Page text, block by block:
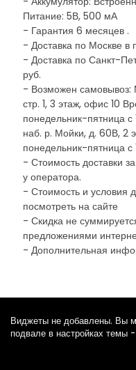
Питание: 5В, 500 мА
- Гарантия 6 месяцев .
- Доставка по Москве
- Доставка по Санкт-
руб.
- Возможен самовывоз:
стр. 1, 3 этаж, офис 10
понедельник-пятница с
наб. р. Мойки, д. 60В, 2
понедельник-пятница с
- Стоимость доставки
у оператора.
- Стоимость и условия
посмотреть на сайте
- Скидка не
предложениями
- Дополнительная
Виджеты не добавлены. Вы
подвале в настройках темы